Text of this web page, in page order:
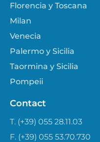
Florencia y Toscana
Milan
Venecia
Palermo y Sicilia
Taormina y Sicilia
Pompeii
Contact
T. (+39) 055 28.11.03
F. (+39) 055 53.70.730